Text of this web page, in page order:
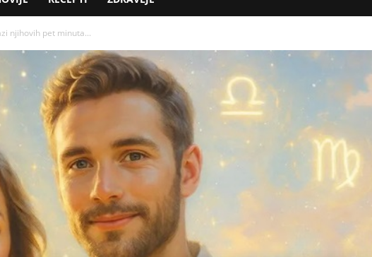
njihovih pet minuta...